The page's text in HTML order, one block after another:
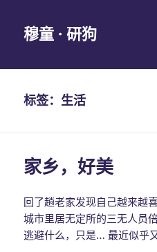
穆童 · 研狗
标签：生活
家乡，好美
回了趟老家发现自己越来越
城市里居无定所的三无人员
逃避什么，只是… 最近似乎